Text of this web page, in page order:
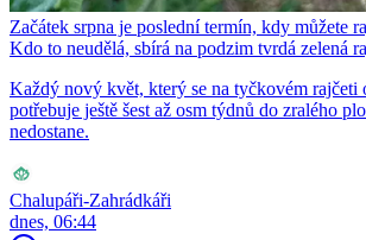
Začátek srpna je poslední termín, kdy můžete
Kdo to neudělá, sbírá na podzim tvrdá zelená
Každý nový květ, který se na tyčkovém rajčeti
potřebuje ještě šest až osm týdnů do zralého
nedostane.
Chalupáři-Zahrádkáři
dnes, 06:44